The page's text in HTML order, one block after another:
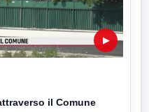
▶
il Comune